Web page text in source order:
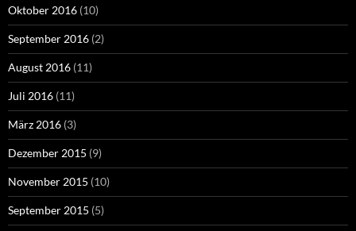
Oktober 2016 (10)
September 2016 (2)
August 2016 (11)
Juli 2016 (11)
März 2016 (3)
Dezember 2015 (9)
November 2015 (10)
September 2015 (5)